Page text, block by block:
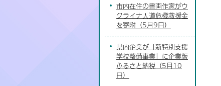
市内在住の書画作家がウ
クライナ人道危機救援金
を寄附（5月9日）
県内企業が「新特別支援
学校整備事業」に企業版
ふるさと納税（5月10
日）